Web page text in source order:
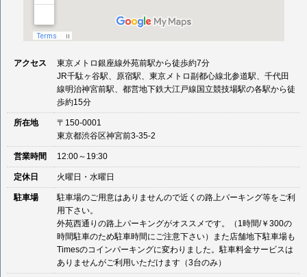
アクセス
東京メトロ銀座線外苑前駅から徒歩約7分
JR千駄ヶ谷駅、原宿駅、東京メトロ副都心線北参道駅、千代田
線明治神宮前駅、都営地下鉄大江戸線国立競技場駅の各駅から徒
歩約15分
所在地
〒150-0001
東京都渋谷区神宮前3-35-2
営業時間 12:00～19:30
定休日 火曜日・水曜日
駐車場
駐車場のご用意はありませんので近くの路上パーキング等をご利
用下さい。
外苑西通りの路上パーキングがオススメです。（1時間/￥300の
時間駐車のため駐車時間にご注意下さい）また店舗地下駐車場も
Timesのコインパーキングに変わりました。駐車料金サービスは
ありませんがご利用いただけます（3台のみ）